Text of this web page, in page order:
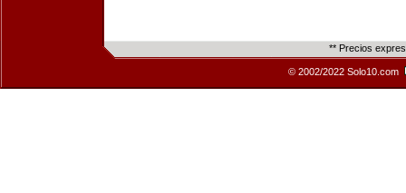
** Precios
© 2002/2022 Solo10.com